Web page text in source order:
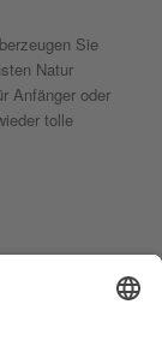
Sie
Natur
Anfänger oder
tolle